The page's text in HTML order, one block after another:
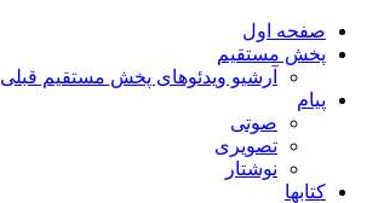
صفحه اول
پخش مستقیم
آرشیو ویدئوهای پخش مستقیم قبلی
پیام
صوتی
تصویری
نوشتار
کتابها